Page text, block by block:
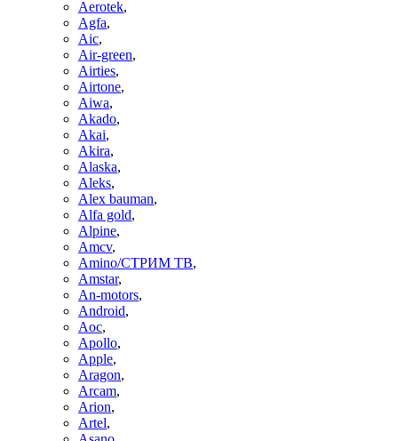
Aerotek,
Agfa,
Aic,
Air-green,
Airties,
Airtone,
Aiwa,
Akado,
Akai,
Akira,
Alaska,
Aleks,
Alex bauman,
Alfa gold,
Alpine,
Amcv,
Amino/СТРИМ ТВ,
Amstar,
An-motors,
Android,
Aoc,
Apollo,
Apple,
Aragon,
Arcam,
Arion,
Artel,